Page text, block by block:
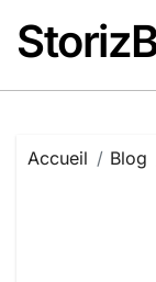
contenu
Accueil Blog